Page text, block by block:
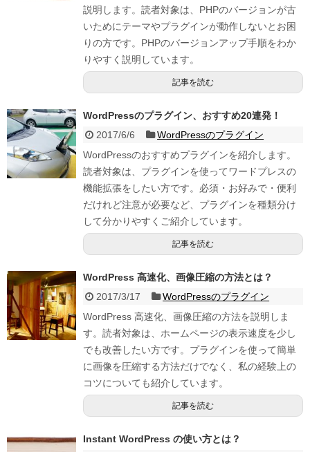
説明します。読者対象は、PHPのバージョンが古
いためにテーマやプラグインが動作しないとお困
りの方です。PHPのバージョンアップ手順をわか
りやすく説明しています。
記事を読む
WordPressのプラグイン、おすすめ20連発！
2017/6/6
WordPressのプラグイン
WordPressのおすすめプラグインを紹介します。
読者対象は、プラグインを使ってワードプレスの
機能拡張をしたい方です。必須・お好みで・便利
だけれど注意が必要など、プラグインを種類分け
して分かりやすくご紹介しています。
記事を読む
WordPress 高速化、画像圧縮の方法とは？
2017/3/17
WordPressのプラグイン
WordPress 高速化、画像圧縮の方法を説明しま
す。読者対象は、ホームページの表示速度を少し
でも改善したい方です。プラグインを使って簡単
に画像を圧縮する方法だけでなく、私の経験上の
コツについても紹介しています。
記事を読む
Instant WordPress の使い方とは？